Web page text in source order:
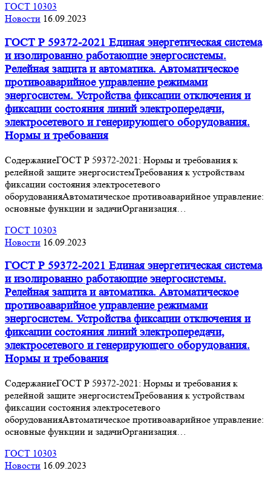
ГОСТ 10303
Новости 16.09.2023
ГОСТ Р 59372-2021 Единая энергетическая система
и изолированно работающие энергосистемы.
Релейная защита и автоматика. Автоматическое
противоаварийное управление режимами
энергосистем. Устройства фиксации отключения и
фиксации состояния линий электропередачи,
электросетевого и генерирующего оборудования.
Нормы и требования
СодержаниеГОСТ Р 59372-2021: Нормы и требования к
релейной защите энергосистемТребования к устройствам
фиксации состояния электросетевого
оборудованияАвтоматическое противоаварийное управление:
основные функции и задачиОрганизация…
ГОСТ 10303
Новости 16.09.2023
ГОСТ Р 59372-2021 Единая энергетическая система
и изолированно работающие энергосистемы.
Релейная защита и автоматика. Автоматическое
противоаварийное управление режимами
энергосистем. Устройства фиксации отключения и
фиксации состояния линий электропередачи,
электросетевого и генерирующего оборудования.
Нормы и требования
СодержаниеГОСТ Р 59372-2021: Нормы и требования к
релейной защите энергосистемТребования к устройствам
фиксации состояния электросетевого
оборудованияАвтоматическое противоаварийное управление:
основные функции и задачиОрганизация…
ГОСТ 10303
Новости 16.09.2023